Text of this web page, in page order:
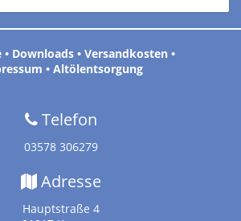
• Downloads• Versandkosten•
• Altölentsorgung
Telefon
03578 306279
Adresse
Hauptstraße 4